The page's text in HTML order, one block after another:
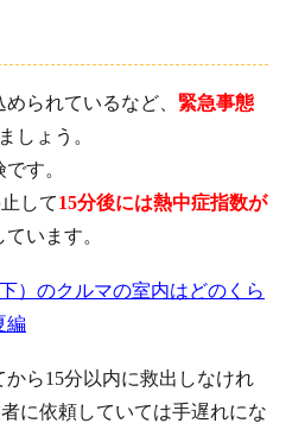
られているなど、 緊急事態
しょう。
す。
して15分後には熱中症指数が
います。
）のクルマの室内はどのくら
編
ら15分以内に救出しなけれ
に依頼していては手遅れにな